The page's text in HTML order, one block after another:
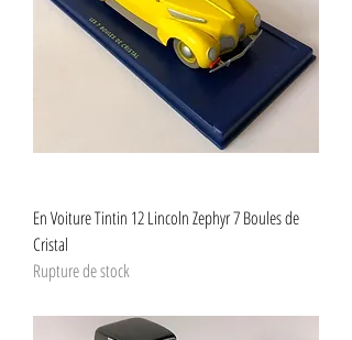
En Voiture Tintin 12 Lincoln Zephyr 7 Boules de
Cristal
Rupture de stock